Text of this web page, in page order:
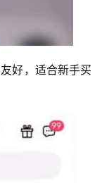
好，适合新手买